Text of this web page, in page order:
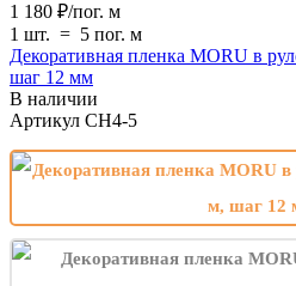
1 180 ₽/пог. м
1 шт. = 5 пог. м
Декоративная пленка MORU в
шаг 12 мм
В наличии
Артикул CH4-5